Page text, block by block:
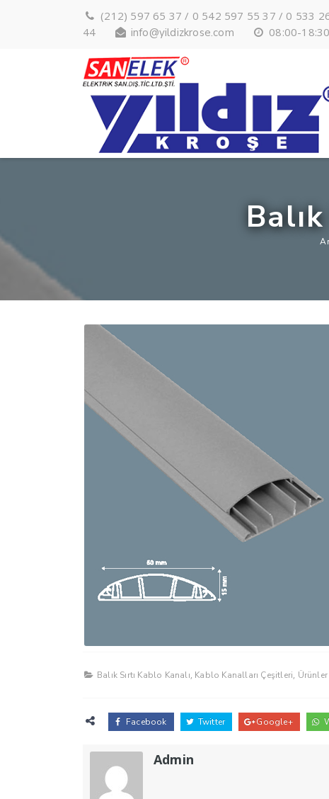
(212) 597 65 37 / 0 542 597 55 37 / 0 533
44
info@yildizkrose.com 08:00-18:30
Balık Sırtı Kablo Kanalı, Kablo Kanalları Çeşitleri, Ürünler
Facebook Twitter Google+
Admin